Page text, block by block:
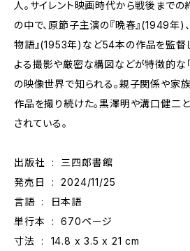
人。サイレント映画時代から戦後まで
の中で、原節子主演の『晩春』(1949年)
物語』(1953年)など54本の作品を監督
よる撮影や厳密な構図などが特徴的な
の映像世界で知られる。親子関係や家
作品を撮り続けた。黒澤明や溝口健二
されている。
出版社 ‏ : ‎ 三四郎書館
発売日 ‏ : ‎ 2024/11/25
言語 ‏ : ‎ 日本語
単行本 ‏ : ‎ 670ページ
寸法 ‏ : ‎ 14.8 x 3.5 x 21 cm